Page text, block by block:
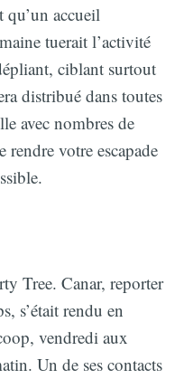
accueil
tuerait l’activité
ciblant surtout
distribué dans toutes
avec nombres de
votre escapade
Tree. Canar, reporter
s’était rendu en
vendredi aux
Un de ses contacts